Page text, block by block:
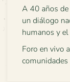
A 40 años
un diálogo
humanos y
Foro en vivo
comunidades